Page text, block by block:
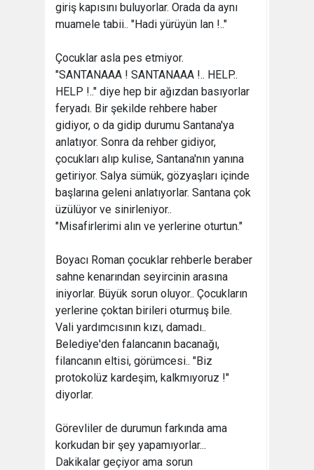
giriş kapısını buluyorlar. Orada da aynı
muamele tabii.. "Hadi yürüyün lan !.."
Çocuklar asla pes etmiyor.
"SANTANAAA ! SANTANAAA !.. HELP..
HELP !.." diye hep bir ağızdan basıyorlar
feryadı. Bir şekilde rehbere haber
gidiyor, o da gidip durumu Santana'ya
anlatıyor. Sonra da rehber gidiyor,
çocukları alıp kulise, Santana'nın yanına
getiriyor. Salya sümük, gözyaşları içinde
başlarına geleni anlatıyorlar. Santana çok
üzülüyor ve sinirleniyor..
"Misafirlerimi alın ve yerlerine oturtun."
Boyacı Roman çocuklar rehberle beraber
sahne kenarından seyircinin arasına
iniyorlar. Büyük sorun oluyor.. Çocukların
yerlerine çoktan birileri oturmuş bile.
Vali yardımcısının kızı, damadı..
Belediye'den falancanın bacanağı,
filancanın eltisi, görümcesi.. "Biz
protokolüz kardeşim, kalkmıyoruz !"
diyorlar.
Görevliler de durumun farkında ama
korkudan bir şey yapamıyorlar...
Dakikalar geçiyor ama sorun